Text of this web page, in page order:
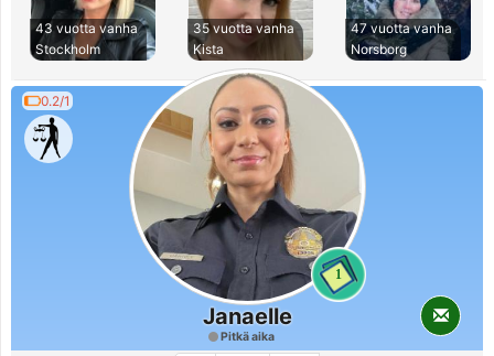
43 vuotta vanha
Stockholm
35 vuotta vanha
Kista
47 vuotta vanha
Norsborg
0.2/1
1
Janaelle
Pitkä aika